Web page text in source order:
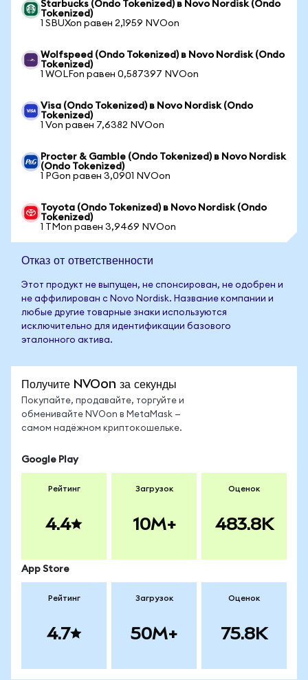
Starbucks (Ondo Tokenized) в Novo Nordisk (Ondo
Tokenized)
1 SBUXon равен 2,1959 NVOon
Wolfspeed (Ondo Tokenized) в Novo Nordisk (Ondo
Tokenized)
1 WOLFon равен 0,587397 NVOon
Visa (Ondo Tokenized) в Novo Nordisk (Ondo
Tokenized)
1 Von равен 7,6382 NVOon
Procter & Gamble (Ondo Tokenized) в Novo Nordisk
(Ondo Tokenized)
1 PGon равен 3,0901 NVOon
Toyota (Ondo Tokenized) в Novo Nordisk (Ondo
Tokenized)
1 TMon равен 3,9469 NVOon
Отказ от ответственности
Этот продукт не выпущен, не спонсирован, не одобрен и
не аффилирован с Novo Nordisk. Название компании и
любые другие товарные знаки используются
исключительно для идентификации базового
эталонного актива.
Получите NVOon за секунды
Покупайте, продавайте, торгуйте и
обменивайте NVOon в MetaMask —
самом надёжном криптокошельке.
Google Play
Рейтинг
4.4
Загрузок
10M+
Оценок
483.8K
App Store
Рейтинг
4.7
Загрузок
50M+
Оценок
75.8K